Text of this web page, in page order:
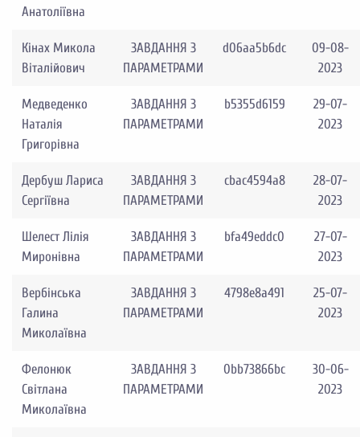
Анатоліївна
Кінах Микола
Віталійович
ЗАВДАННЯ З
ПАРАМЕТРАМИ
d06aa5b6dc
09-08-
2023
Медведенко
Наталія
Григорівна
ЗАВДАННЯ З
ПАРАМЕТРАМИ
b5355d6159
29-07-
2023
Дербуш Лариса
Сергіївна
ЗАВДАННЯ З
ПАРАМЕТРАМИ
cbac4594a8
28-07-
2023
Шелест Лілія
Миронівна
ЗАВДАННЯ З
ПАРАМЕТРАМИ
bfa49eddc0
27-07-
2023
Вербінська
Галина
Миколаївна
ЗАВДАННЯ З
ПАРАМЕТРАМИ
4798e8a491
25-07-
2023
Фелонюк
Світлана
Миколаївна
ЗАВДАННЯ З
ПАРАМЕТРАМИ
0bb73866bc
30-06-
2023